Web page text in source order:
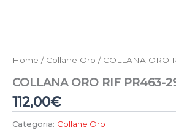
Home / Collane Oro / COLLANA ORO
COLLANA ORO RIF PR463-
112,00€
Categoria: Collane Oro